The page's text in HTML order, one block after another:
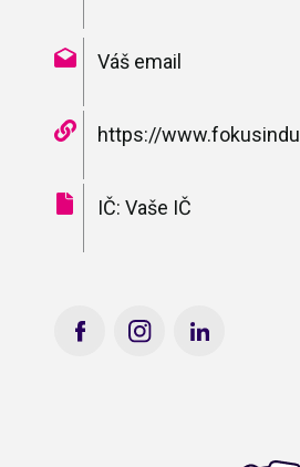
Váš email
https://
IČ: Vaše IČ